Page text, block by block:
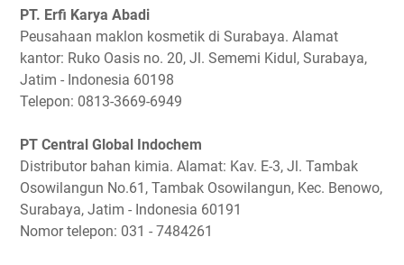
PT. Erfi Karya Abadi
Peusahaan maklon kosmetik di Surabaya. Alamat
kantor: Ruko Oasis no. 20, Jl. Sememi Kidul, Surabaya,
Jatim - Indonesia 60198
Telepon: 0813-3669-6949
PT Central Global Indochem
Distributor bahan kimia. Alamat: Kav. E-3, Jl. Tambak
Osowilangun No.61, Tambak Osowilangun, Kec. Benowo,
Surabaya, Jatim - Indonesia 60191
Nomor telepon: 031 - 7484261